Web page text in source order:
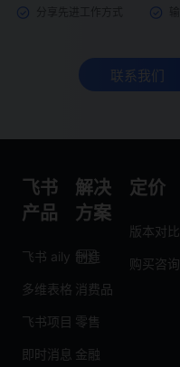
联系我们
飞书
产品
飞书 aily
多维表格
飞书项目
即时消息
解决
方案
制造
消费品
零售
金融
定价
版本对比
购买咨询